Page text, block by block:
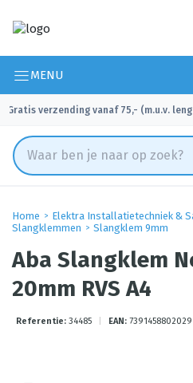
MENU
Gratis verzending vanaf 75,- (m.u.v.
Home Elektra Installatietechniek &
Slangklemmen
Slangklem 9mm
Aba Slangklem
20mm RVS A4
Referentie: 34485 EAN: 7391458802029